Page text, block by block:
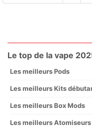
Le top de la vape
Les meilleurs Pods
Les meilleurs Kits
Les meilleurs Box Mods
Les meilleurs Atomiseurs